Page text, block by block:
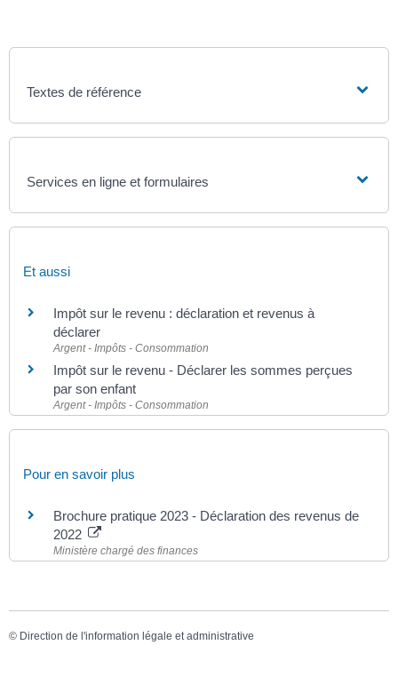
Textes de référence
Services en ligne et formulaires
Et aussi
Impôt sur le revenu : déclaration et revenus à
déclarer
Argent - Impôts - Consommation
Impôt sur le revenu - Déclarer les sommes perçues
par son enfant
Argent - Impôts - Consommation
Pour en savoir plus
Brochure pratique 2023 - Déclaration des revenus de
2022
Ministère chargé des finances
© Direction de l'information légale et administrative